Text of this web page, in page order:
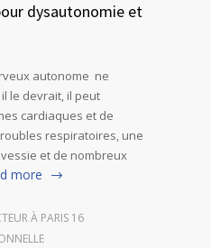
dysautonomie et
autonome ne
le devrait, il peut
cardiaques et de
respiratoires, une
et de nombreux
more
À PARIS 16